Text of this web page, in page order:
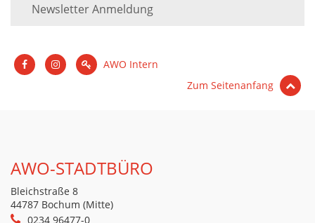
Newsletter Anmeldung
AWO Intern
Zum Seitenanfang
AWO-STADTBÜRO
Bleichstraße 8
44787 Bochum (Mitte)
0234 96477-0